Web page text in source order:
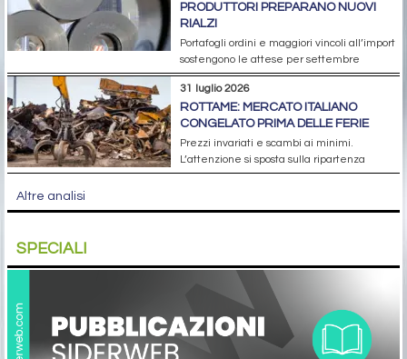
PRODUTTORI PREPARANO NUOVI
RIALZI
Portafogli ordini e maggiori vincoli all’import
sostengono le attese per settembre
31 luglio 2026
ROTTAME: MERCATO ITALIANO
CONGELATO PRIMA DELLE FERIE
Prezzi invariati e scambi ai minimi.
L’attenzione si sposta sulla ripartenza
Altre analisi
SPECIALI